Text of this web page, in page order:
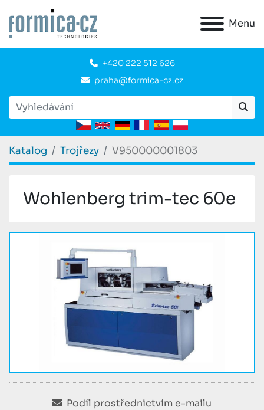
Menu
+420 222 512 626
praha@formica-cz.cz
Katalog Trojřezy V950000001803
Wohlenberg trim-tec 60e
Podíl prostřednictvím e-mailu